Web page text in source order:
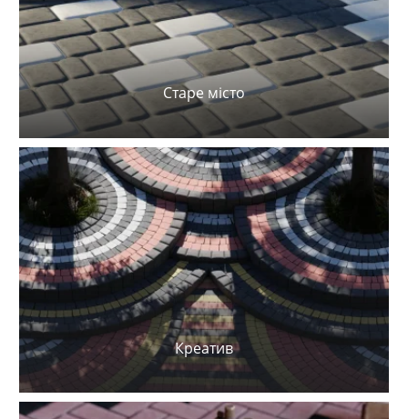
Старе місто
Креатив